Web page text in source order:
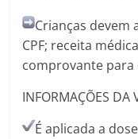
Crianças devem
CPF; receita
comprovante
INFORMAÇÕES DA
É aplicada a